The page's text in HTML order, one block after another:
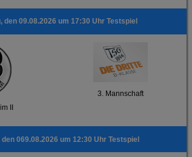
den 09.08.2026 um 17:30 Uhr Testspiel
II
3. Mannschaft
den 069.08.2026 um 12:30 Uhr Testspiel